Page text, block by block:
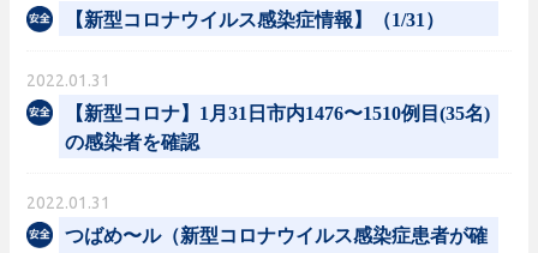
【新型コロナウイルス感染症情報】（1/31）
2022.01.31
【新型コロナ】1月31日市内1476〜1510例目(35名)
の感染者を確認
2022.01.31
つばめ〜ル（新型コロナウイルス感染症患者が確